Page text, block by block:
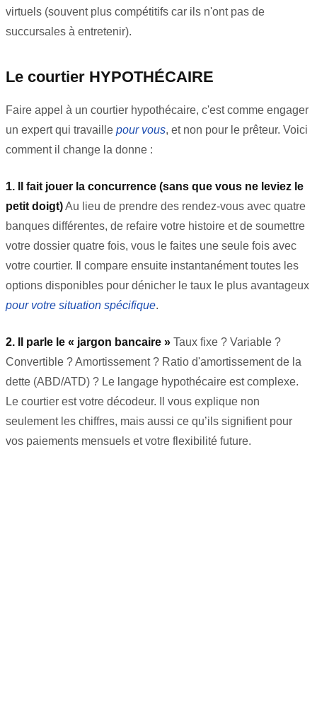
virtuels (souvent plus compétitifs car ils n'ont pas de
succursales à entretenir).
Le courtier HYPOTHÉCAIRE
Faire appel à un courtier hypothécaire, c'est comme engager
un expert qui travaille pour vous, et non pour le prêteur. Voici
comment il change la donne :
1. Il fait jouer la concurrence (sans que vous ne leviez le
petit doigt)Au lieu de prendre des rendez-vous avec quatre
banques différentes, de refaire votre histoire et de soumettre
votre dossier quatre fois, vous le faites une seule fois avec
votre courtier. Il compare ensuite instantanément toutes les
options disponibles pour dénicher le taux le plus avantageux
pour votre situation spécifique.
2. Il parle le « jargon bancaire » Taux fixe ? Variable ?
Convertible ? Amortissement ? Ratio d'amortissement de la
dette (ABD/ATD) ? Le langage hypothécaire est complexe.
Le courtier est votre décodeur. Il vous explique non
seulement les chiffres, mais aussi ce qu’ils signifient pour
vos paiements mensuels et votre flexibilité future.